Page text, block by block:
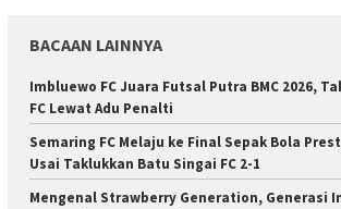
BACAAN LAINNYA
Imbluewo FC Juara Futsal Putra BMC 2026,
FC Lewat Adu Penalti
Semaring FC Melaju ke Final Sepak Bola
Usai Taklukkan Batu Singai FC 2-1
Mengenal Strawberry Generation, Generasi